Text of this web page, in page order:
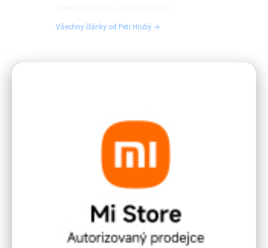
Všechny články od Petr Hrubý →